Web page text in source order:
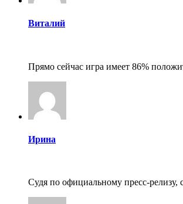
Виталий
Прямо сейчас игра имеет 86%
Ирина
Судя по официальному пресс-релизу,